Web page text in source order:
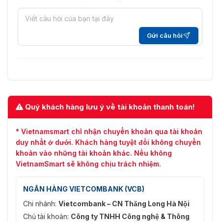
Gửi câu hỏi
Quý khách hàng lưu ý về tài khoản thanh toán!
* Vietnamsmart chỉ nhận chuyển khoản qua tài khoản
duy nhất ở dưới. Khách hàng tuyệt đối không chuyển
khoản vào những tài khoản khác. Nếu không
VietnamSmart sẽ không chịu trách nhiệm.
NGÂN HÀNG VIETCOMBANK (VCB)
Chi nhánh: Vietcombank – CN Thăng Long Hà Nội
Chủ tài khoản: Công ty TNHH Công nghệ & Thông